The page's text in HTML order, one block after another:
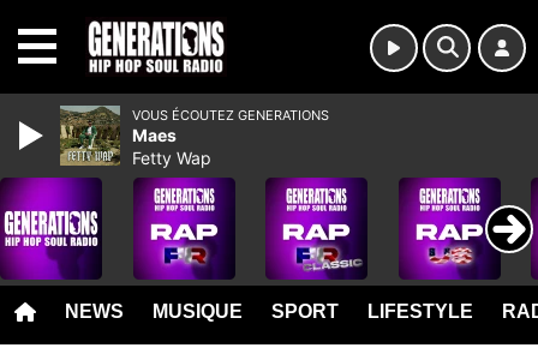
NEWS MUSIQUE SPORT LIFESTYLE
VOUS ÉCOUTEZ GENERATIONS
Maes
Fetty Wap